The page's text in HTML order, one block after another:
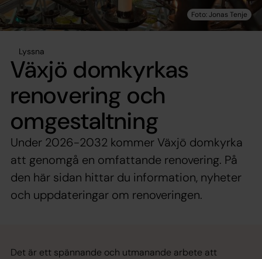
Lyssna
Växjö domkyrkas
renovering och
omgestaltning
Under 2026-2032 kommer Växjö domkyrka
att genomgå en omfattande renovering. På
den här sidan hittar du information, nyheter
och uppdateringar om renoveringen.
Det är ett spännande och utmanande arbete att